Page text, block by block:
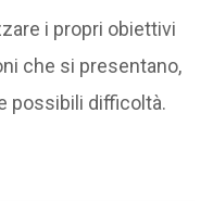
i propri obiettivi
che si presentano,
possibili difficoltà.